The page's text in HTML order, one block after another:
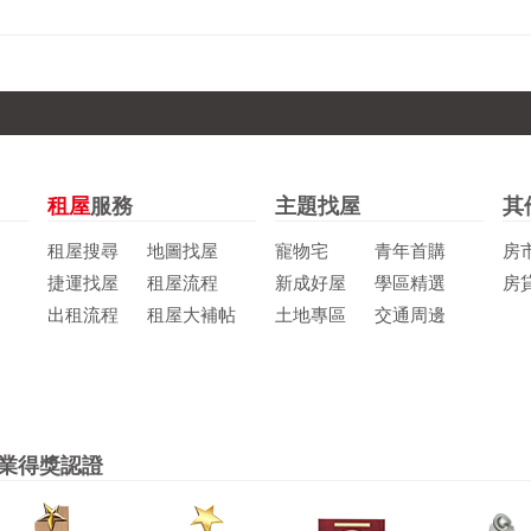
租屋服務
租屋搜尋
地圖找屋
捷運找屋
租屋流程
出租流程
租屋大補帖
主題找屋
寵物宅
青年首購
新成好屋
學區精選
土地專區
交通周邊
其
房
房
得獎認證